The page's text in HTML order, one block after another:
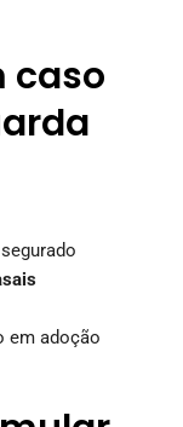
caso
em adoção